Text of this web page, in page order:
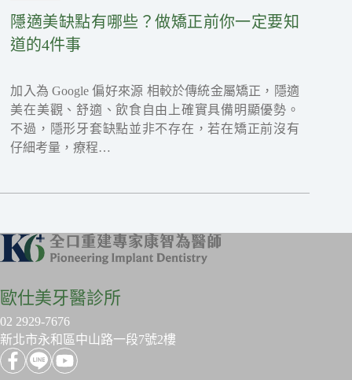
隱適美缺點有哪些？做矯正前你一定要知
道的4件事
加入為 Google 偏好來源 相較於傳統金屬矯正，隱適
美在美觀、舒適、飲食自由上確實具備明顯優勢。
不過，隱形牙套缺點並非不存在，若在矯正前沒有
仔細考量，療程…
歐仕美牙醫診所
02 2929-7676
新北市永和區中山路一段7號2樓